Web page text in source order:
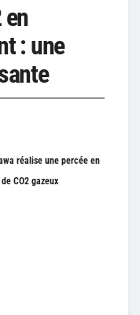
en
: une
réalise une percée en
CO2 gazeux